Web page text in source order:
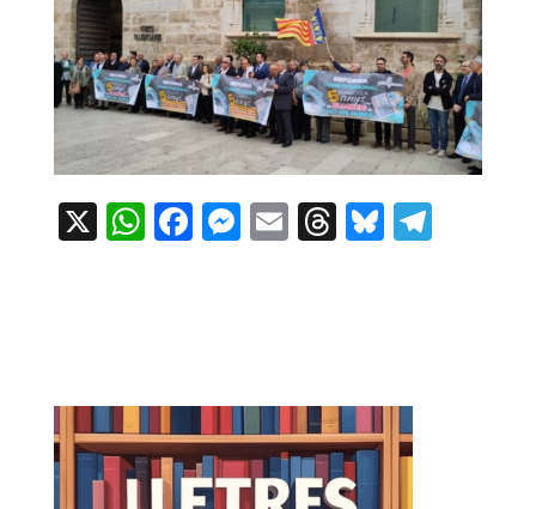
X WhatsApp
Facebook
Messenger
EmailThreads
Bluesky